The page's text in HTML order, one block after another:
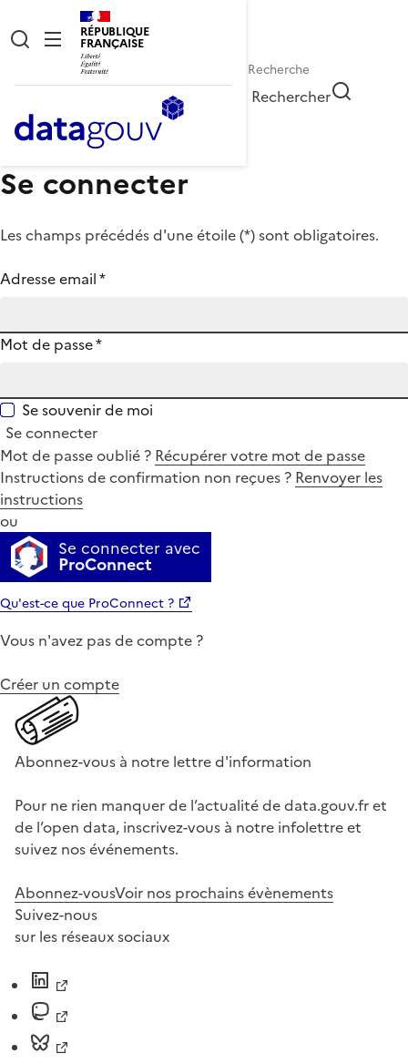
RÉPUBLIQUE
FRANÇAISE
Rechercher
Se connecter
Les champs précédés d'une étoile (*) sont obligatoires.
Adresse email*
Mot de passe*
Se souvenir de moi
Se connecter
Mot de passe oublié ? Récupérer votre mot de passe
Instructions de confirmation non reçues ? Renvoyer les
instructions
ou
Se connecter avec
ProConnect
Qu'est-ce que ProConnect ?
Vous n'avez pas de compte ?
Créer un compte
Abonnez-vous à notre lettre d'information
Pour ne rien manquer de l’actualité de data.gouv.fr et
de l’open data, inscrivez-vous à notre infolettre et
suivez nos événements.
Abonnez-vousVoir nos prochains évènements
Suivez-nous
sur les réseaux sociaux